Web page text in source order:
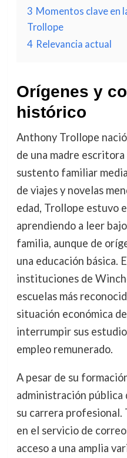
3 Momentos clave en
Trollope
4 Relevancia actual
Orígenes y
histórico
Anthony Trollope
de una madre
sustento familiar
de viajes y novelas
edad, Trollope estuvo
aprendiendo a leer
familia, aunque de
una educación básica.
instituciones de
escuelas más
situación económica
interrumpir sus
empleo remunerado.
A pesar de su
administración pública
su carrera
en el servicio de
acceso a una amplia